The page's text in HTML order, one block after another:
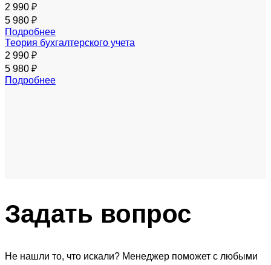
2 990 ₽
5 980 ₽
Подробнее
Теория бухгалтерского учета
2 990 ₽
5 980 ₽
Подробнее
Задать вопрос
Не нашли то, что искали? Менеджер поможет с любыми